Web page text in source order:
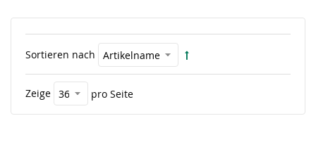
Sortieren nach
Zeige pro Seite